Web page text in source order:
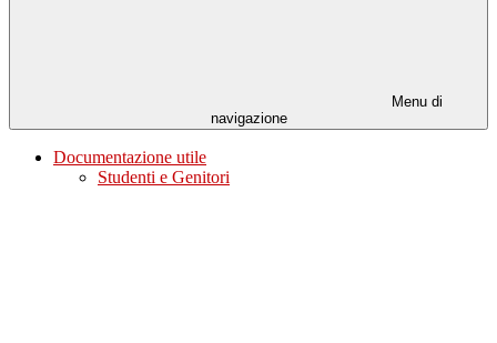
Menu di
navigazione
Documentazione utile
Studenti e Genitori